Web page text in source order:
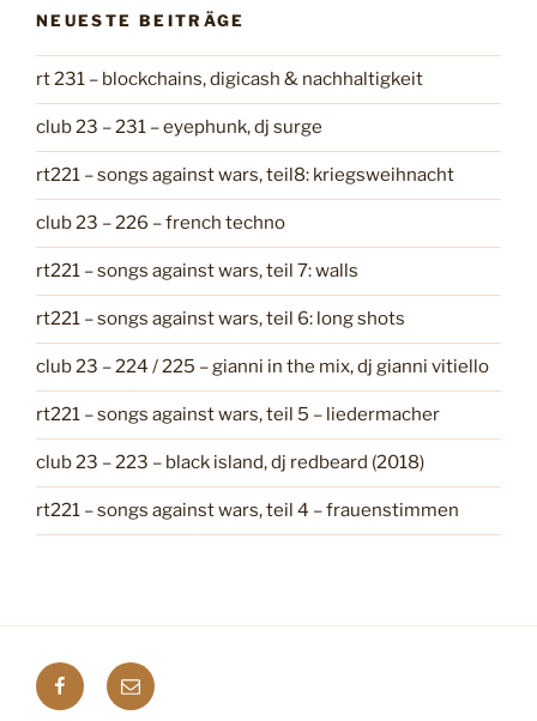
g
o
r
n
NEUESTE BEITRÄGE
rt 231 – blockchains, digicash & nachhaltigkeit
club 23 – 231 – eyephunk, dj surge
rt221 – songs against wars, teil8: kriegsweihnacht
club 23 – 226 – french techno
rt221 – songs against wars, teil 7: walls
rt221 – songs against wars, teil 6: long shots
club 23 – 224 / 225 – gianni in the mix, dj gianni vitiello
rt221 – songs against wars, teil 5 – liedermacher
club 23 – 223 – black island, dj redbeard (2018)
rt221 – songs against wars, teil 4 – frauenstimmen
F
a
E
-